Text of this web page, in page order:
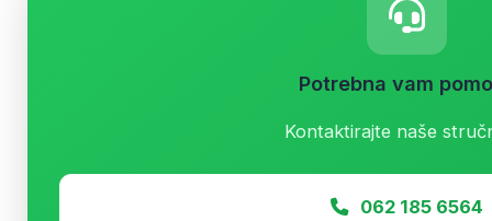
Potrebna vam
Kontaktirajte naše
062 185 6564